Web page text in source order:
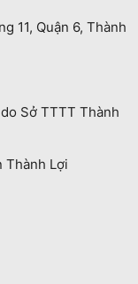
11, Quận 6, Thành
Sở TTTT Thành
Thành Lợi